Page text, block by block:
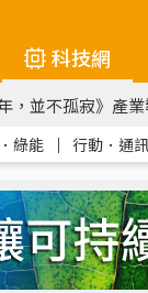
科技網
，並不孤寂》產
綠能 ｜ 行動．通